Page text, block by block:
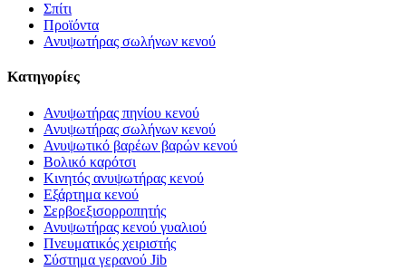
Σπίτι
Προϊόντα
Ανυψωτήρας σωλήνων κενού
Κατηγορίες
Ανυψωτήρας πηνίου κενού
Ανυψωτήρας σωλήνων κενού
Ανυψωτικό βαρέων βαρών κενού
Βολικό καρότσι
Κινητός ανυψωτήρας κενού
Εξάρτημα κενού
Σερβοεξισορροπητής
Ανυψωτήρας κενού γυαλιού
Πνευματικός χειριστής
Σύστημα γερανού Jib